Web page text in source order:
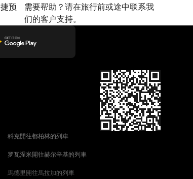
预
需要帮助？请在旅行前或途中联系我
们的客户支持。
科克開往都柏林的列車
罗瓦涅米開往赫尔辛基的列車
馬德里開往馬拉加的列車